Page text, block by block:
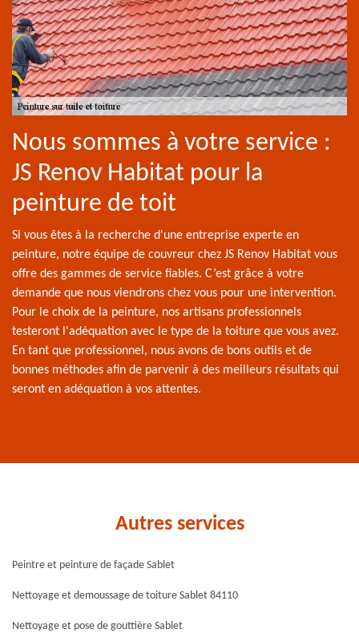
Nous sommes à votre service :
JS Renov Habitat pour la
peinture de toit
Si vous êtes à la recherche d'une entreprise experte en
peinture, notre équipe de couvreur chez JS Renov Habitat vous
offre des gammes de service fiables. C’est grâce à votre
demande que nous viendrons chez vous pour une intervention.
Pour le choix de la peinture, nos artisans professionnels
testeront l'adéquation avec le type de la toiture que vous avez.
En tant que professionnel, nous avons de bons outils et de
bonnes méthodes afin de parvenir à des meilleurs résultats qui
seront en adéquation à vos attentes.
Autres services
Peintre et peinture de façade Sablet
Nettoyage et demoussage de toiture Sablet 84110
Nettoyage et pose de gouttière Sablet